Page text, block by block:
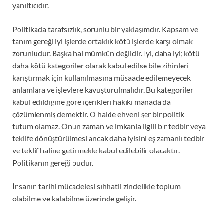
yanıltıcıdır.
Politikada tarafsızlık, sorunlu bir yaklaşımdır. Kapsam ve
tanım gereği iyi işlerde ortaklık kötü işlerde karşı olmak
zorunludur. Başka hal mümkün değildir. İyi, daha iyi; kötü
daha kötü kategoriler olarak kabul edilse bile zihinleri
karıştırmak için kullanılmasına müsaade edilemeyecek
anlamlara ve işlevlere kavuşturulmalıdır. Bu kategoriler
kabul edildiğine göre içerikleri hakiki manada da
çözümlenmiş demektir. O halde ehveni şer bir politik
tutum olamaz. Onun zaman ve imkanla ilgili bir tedbir veya
teklife dönüştürülmesi ancak daha iyisini eş zamanlı tedbir
ve teklif haline getirmekle kabul edilebilir olacaktır.
Politikanın gereği budur.
İnsanın tarihi mücadelesi sıhhatli zindelikle toplum
olabilme ve kalabilme üzerinde gelişir.